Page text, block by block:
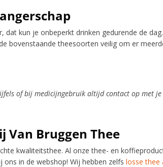
dat kun je onbeperkt drinken gedurende de
bovenstaande theesoorten veilig om er
of bij medicijngebruik altijd contact op met
Van Bruggen Thee
kwaliteitsthee. Al onze thee- en
ons in de webshop! Wij hebben zelfs losse thee